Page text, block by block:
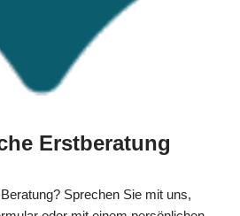
Erstberatung
Sprechen Sie mit uns,